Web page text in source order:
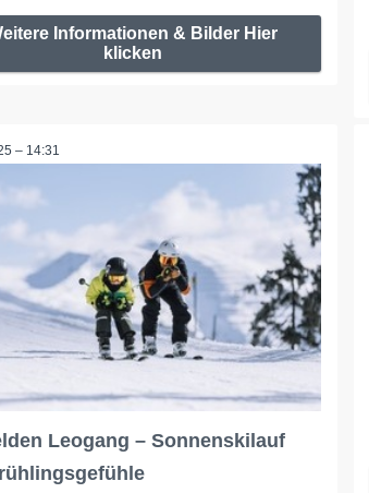
Informationen & Bilder Hier
klicken
– 14:31
Leogang – Sonnenskilauf